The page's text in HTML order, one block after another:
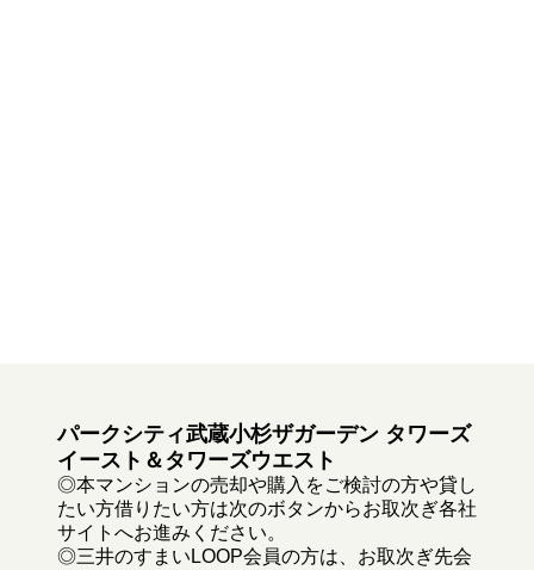
パークシティ武蔵小杉ザガーデン タワーズ
イースト＆タワーズウエスト
◎本マンションの売却や購入をご検討の方や貸し
たい方借りたい方は次のボタンからお取次ぎ各社
サイトへお進みください。
◎三井のすまいLOOP会員の方は、お取次ぎ先会